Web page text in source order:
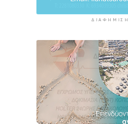
ΔΙΑΦΉΜΙΣΗ